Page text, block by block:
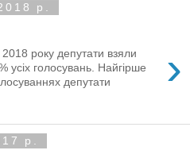
р.
›
року депутати взяли
усіх голосувань. Найгірше
депутати
р.